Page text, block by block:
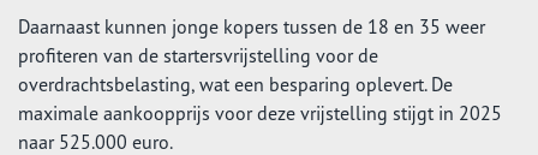
Daarnaast kunnen jonge kopers tussen de 18 en 35 weer
profiteren van de startersvrijstelling voor de
overdrachtsbelasting, wat een besparing oplevert. De
maximale aankoopprijs voor deze vrijstelling stijgt in 2025
naar 525.000 euro.